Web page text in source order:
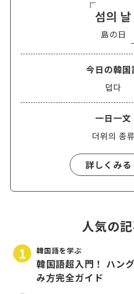
섬의 날
島の日
今日の韓国
덥다
一日一文
더위의 종류
詳しくみる
人気の
韓国語を学ぶ
韓国語超入門！ ハン
み方完全ガイド